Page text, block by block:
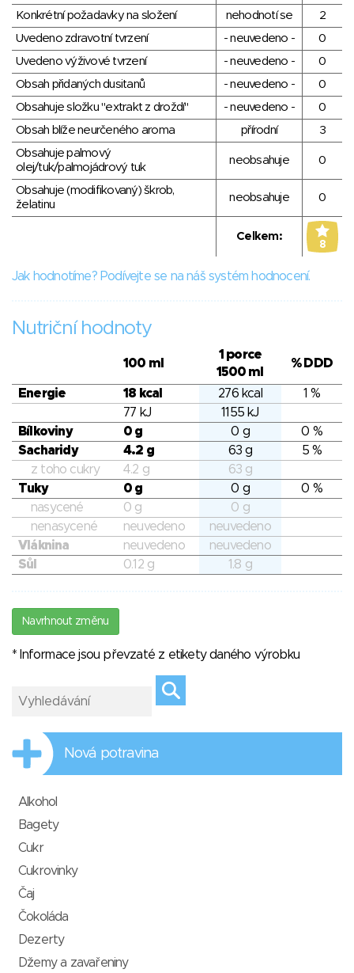
Konkrétní požadavky na složení nehodnotí se
2
Uvedeno zdravotní tvrzení
- neuvedeno -
0
Uvedeno výživové tvrzení
- neuvedeno -
0
Obsah přidaných dusitanů
- neuvedeno -
0
Obsahuje složku "extrakt z droždí"
- neuvedeno -
0
Obsah blíže neurčeného aroma
přírodní
3
Obsahuje palmový
olej/tuk/palmojádrový tuk
neobsahuje 0
Obsahuje (modifikovaný) škrob,
želatinu
neobsahuje 0
Celkem:
8
Jak hodnotíme? Podívejte se na náš systém hodnocení.
Nutriční hodnoty
100 ml
1 porce
1500 ml
% DDD
Energie 18 kcal 276 kcal
1 %
77 kJ
1155 kJ
Bílkoviny
0 g 0 g
0 %
Sacharidy
4.2 g 63 g
5 %
z toho cukry
4.2 g
63 g
Tuky
0 g 0 g
0 %
nasycené
0 g
0 g
nenasycené
neuvedeno
neuvedeno
Vláknina
neuvedeno
neuvedeno
Sůl
0.12 g 1.8 g
Navrhnout změnu
* Informace jsou převzaté z etikety daného výrobku
Nová potravina
Alkohol
Bagety
Cukr
Cukrovinky
Čaj
Čokoláda
Dezerty
Džemy a zavařeniny